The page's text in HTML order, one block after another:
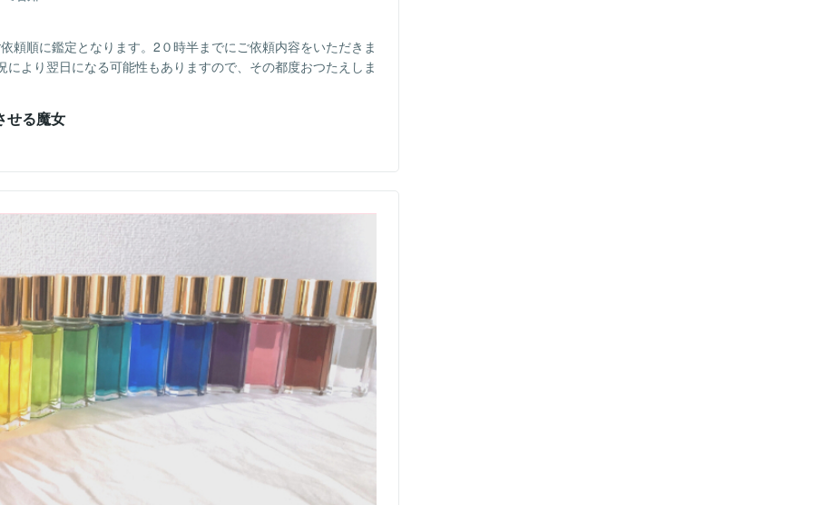
頼順に鑑定となります。2０時半までにご依頼内容をいただきま
より翌日になる可能性もありますので、その都度おつたえしま
せる魔女